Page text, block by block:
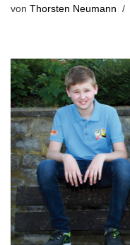
von Thorsten Neumann